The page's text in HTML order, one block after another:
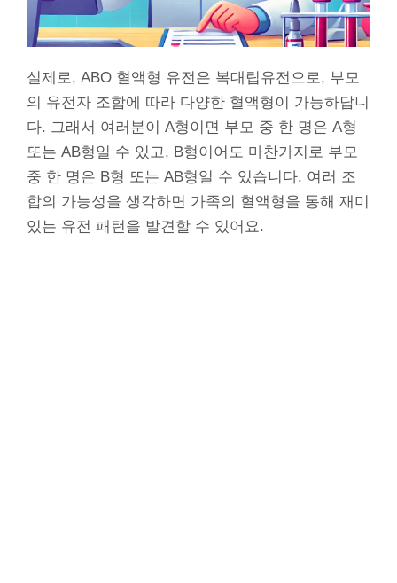
실제로, ABO 혈액형 유전은 복대립유전으로, 부모
의 유전자 조합에 따라 다양한 혈액형이 가능하답니
다. 그래서 여러분이 A형이면 부모 중 한 명은 A형
또는 AB형일 수 있고, B형이어도 마찬가지로 부모
중 한 명은 B형 또는 AB형일 수 있습니다. 여러 조
합의 가능성을 생각하면 가족의 혈액형을 통해 재미
있는 유전 패턴을 발견할 수 있어요.